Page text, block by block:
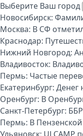
Выберите Ваш город
Новосибирск:
Москва: В СФ
Краснодар:
Нижний Новгород:
Владивосток:
Пермь: Частые
Екатеринбург: Денег
Оренбург: В
Санкт-Петербург:
Пермь: В